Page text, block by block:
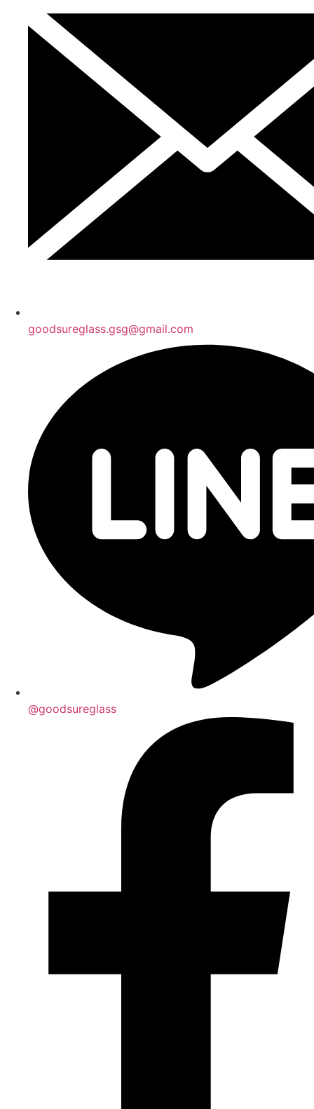
goodsureglass.gsg@gmail.com
@goodsureglass